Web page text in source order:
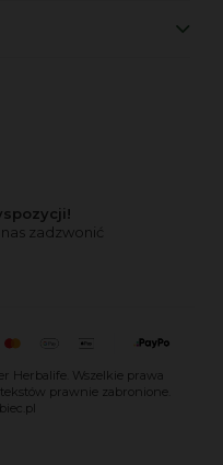
zadzwonić
Herbalife. Wszelkie prawa
prawnie zabronione.